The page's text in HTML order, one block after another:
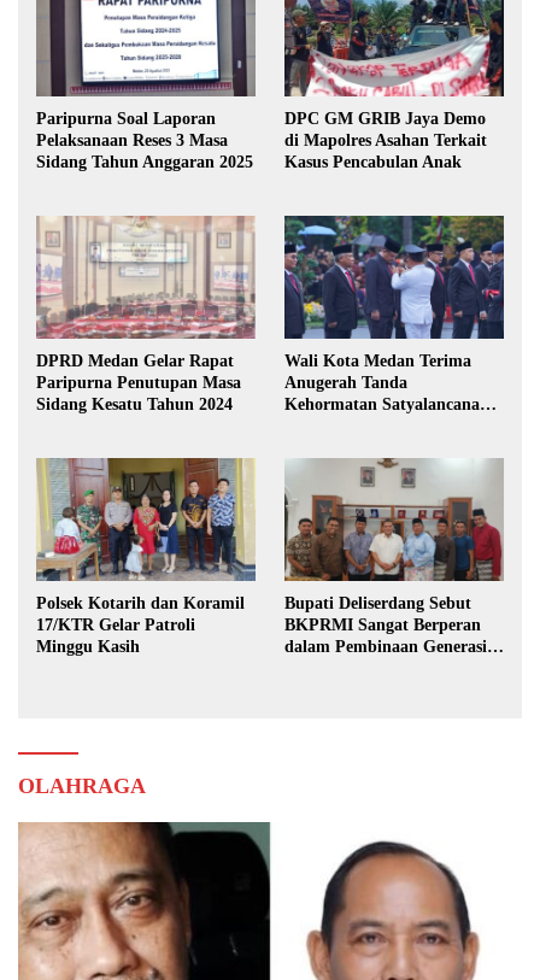
Paripurna Soal Laporan
Pelaksanaan Reses 3 Masa
Sidang Tahun Anggaran 2025
DPC GM GRIB Jaya Demo
di Mapolres Asahan Terkait
Kasus Pencabulan Anak
DPRD Medan Gelar Rapat
Paripurna Penutupan Masa
Sidang Kesatu Tahun 2024
Wali Kota Medan Terima
Anugerah Tanda
Kehormatan Satyalancana
Polsek Kotarih dan Koramil
17/KTR Gelar Patroli
Minggu Kasih
Bupati Deliserdang Sebut
BKPRMI Sangat Berperan
dalam Pembinaan Generasi
OLAHRAGA